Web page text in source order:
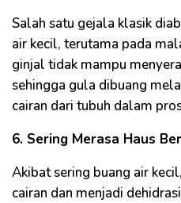
Salah satu gejala klasik
air kecil, terutama pada
ginjal tidak mampu
sehingga gula dibuang
cairan dari tubuh dalam
6. Sering Merasa Haus
Akibat sering buang air
cairan dan menjadi